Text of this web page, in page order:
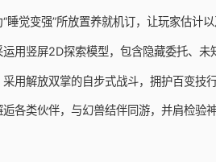
睡觉变强”所放置养就机订，让玩家估计
用竖屏2D探索模型，包含隐藏委托、
用解放双掌的自步式战斗，拥护百变技
各类伙伴，与幻兽结伴同游，并肩检验